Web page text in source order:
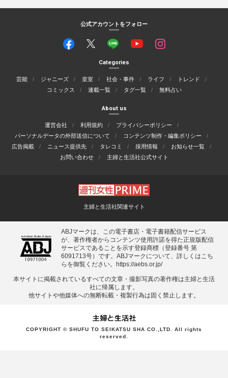
公式アカウントをフォロー
Categories
芸能 ジャニーズ 皇室 社会・事件 ライフ
トレンド
コミックス
連載一覧 タグ一覧 無料占い
About us
運営会社 利用規約
プライバシーポリシー
パーソナルデータの外部送信について
コンテンツ制作・編集ポリシー
広告掲載
ニュース提供先 タレコミ 採用情報
お知らせ一覧
お問い合わせ
主婦と生活社公式サイト
主婦と生活社関連サイト
ABJマークは、この電子書店・電子書籍配信サービス
が、著作権者からコンテンツ使用許諾を得た正規版配信
サービスであることを示す登録商標（登録番号 第
6091713号）です。ABJマークについて、詳しくはこち
らを御覧ください。
https://aebs.or.jp/
本サイトに掲載されているすべての⽂章・撮影写真の著作権は主婦と⽣活
社に帰属します。
他サイトや他媒体への無断転載・複製⾏為は固く禁⽌します。
COPYRIGHT © SHUFU TO SEIKATSU SHA CO.,LTD. All rights
reserved.